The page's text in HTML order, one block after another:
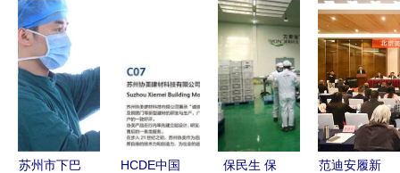
中焙糖协驰
援湖北，协
美医院守望
相助
隐患的隐忧
与协美医院
的医疗服务
差异
疗用品不翼
而飞，盗贼
竟协美医院
苏州市下巴
HCDE中国
保民生 保
范迪安履新